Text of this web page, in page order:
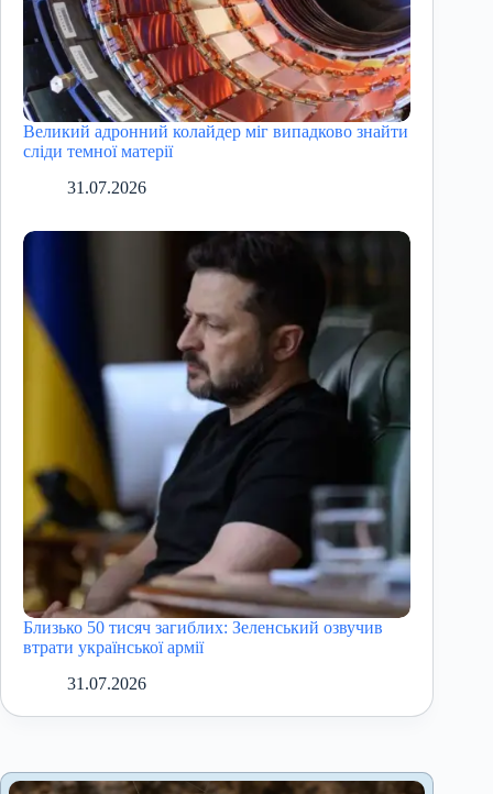
Великий адронний колайдер міг випадково знайти
сліди темної матерії
31.07.2026
Близько 50 тисяч загиблих: Зеленський озвучив
втрати української армії
31.07.2026